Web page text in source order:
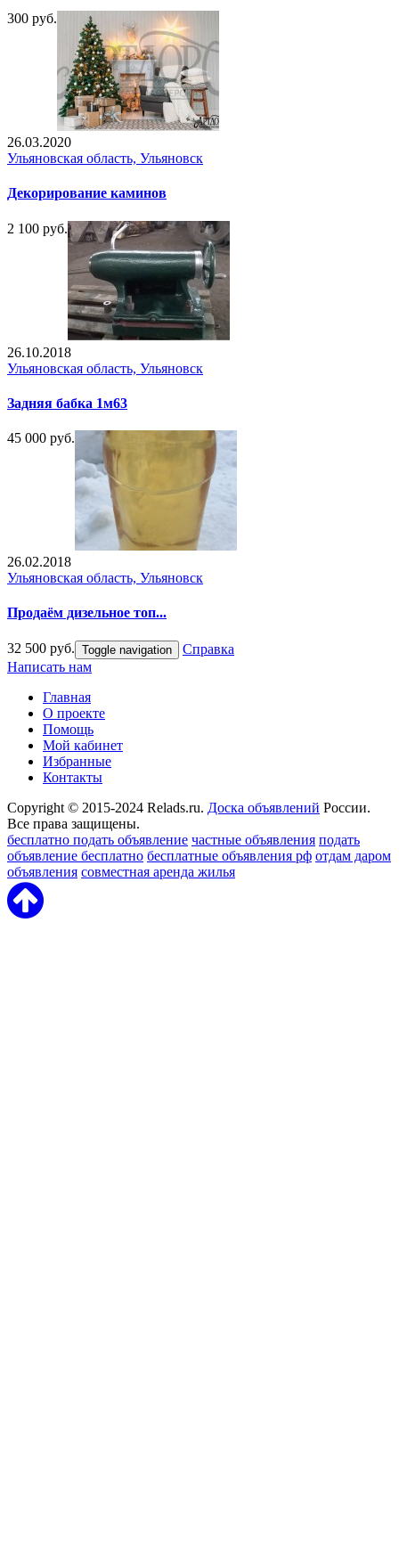
300 руб.
26.03.2020
Ульяновская область, Ульяновск
Декорирование каминов
2 100 руб.
26.10.2018
Ульяновская область, Ульяновск
Задняя бабка 1м63
45 000 руб.
26.02.2018
Ульяновская область, Ульяновск
Продаём дизельное топ...
32 500 руб. Toggle navigation
Справка
Написать нам
Главная
О проекте
Помощь
Мой кабинет
Избранные
Контакты
Copyright © 2015-2024 Relads.ru. Доска объявлений России.
Все права защищены.
бесплатно подать объявление частные объявления подать
объявление бесплатно бесплатные объявления рф отдам даром
объявления совместная аренда жилья